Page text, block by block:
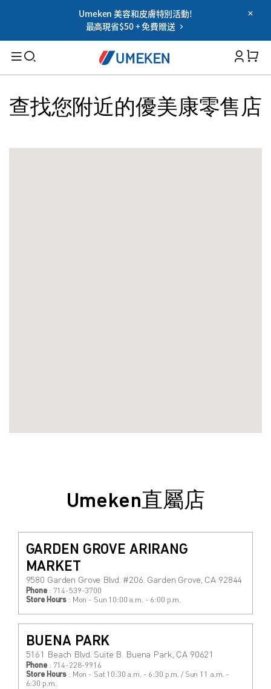
Umeken 美容和皮膚特別活動!
最高現省$50 + 免費贈送
查找您附近的優美康零售店
Umeken直屬店
GARDEN GROVE ARIRANG
MARKET
9580 Garden Grove Blvd. #206. Garden Grove, CA 92844
Phone: 714-539-3700
Store Hours : Mon - Sun 10:00 a.m. - 6:00 p.m.
BUENA PARK
5161 Beach Blvd. Suite B. Buena Park, CA 90621
Phone: 714-228-9916
Store Hours : Mon - Sat 10:30 a.m. - 6:30 p.m. / Sun 11 a.m. -
6:30 p.m.
登录
OR
Filters
from price
$
搜索